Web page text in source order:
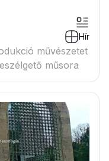
Hír
művészetet
műsora